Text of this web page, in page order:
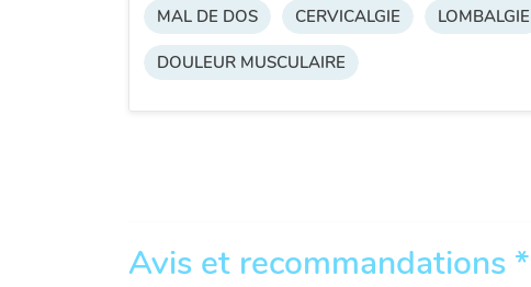
MAL DE DOS CERVICALGIE LOMBALGIE
DOULEUR MUSCULAIRE
Avis et recommandations *